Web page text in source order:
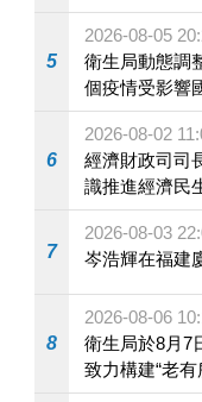
5
2026-08-05
衛生局動態調
個疫情受影響
施
6
2026-08-02
經濟財政司司
識推進經濟民
7
2026-08-03
岑浩輝在福建
8
2026-08-06
衛生局於8月7
致力構建“老